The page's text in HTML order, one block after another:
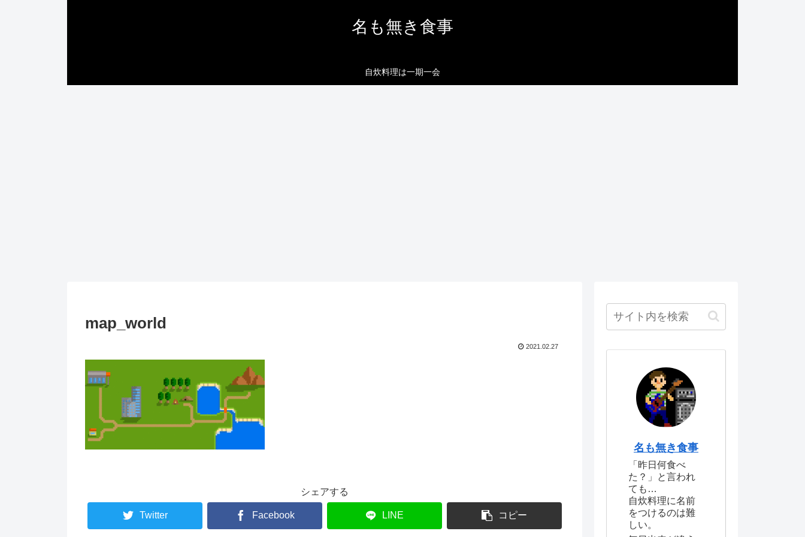
名も無き食事
自炊料理は一期一会
map_world
2021.02.27
シェアする
Twitter Facebook LINE コピー
名も無き食事
「昨日何食べ
た？」と言われ
ても…
自炊料理に名前
をつけるのは難
しい。